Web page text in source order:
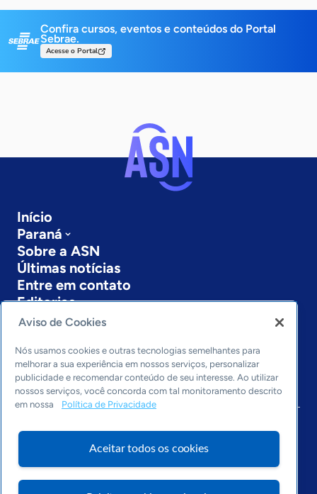
Confira cursos, eventos e conteúdos do Portal
Sebrae.
Acesse o Portal
Início
Paraná
Sobre a ASN
Últimas notícias
Entre em contato
Editorias
Economia & Política
Inovação & Tecnologia
Cultura empreendedora
Dados
Arquivo
Aviso de Cookies
Nós usamos cookies e outras tecnologias semelhantes para
melhorar a sua experiência em nossos serviços, personalizar
publicidade e recomendar conteúdo de seu interesse. Ao utilizar
nossos serviços, você concorda com tal monitoramento descrito
em nossa
Política de Privacidade
Aceitar todos os cookies